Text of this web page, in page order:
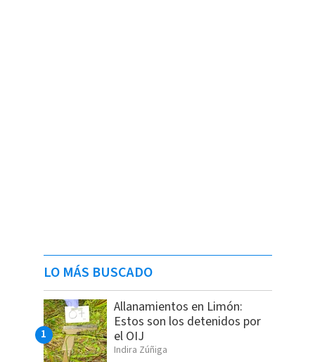
LO MÁS BUSCADO
Allanamientos en Limón:
Estos son los detenidos por
el OIJ
Indira Zúñiga